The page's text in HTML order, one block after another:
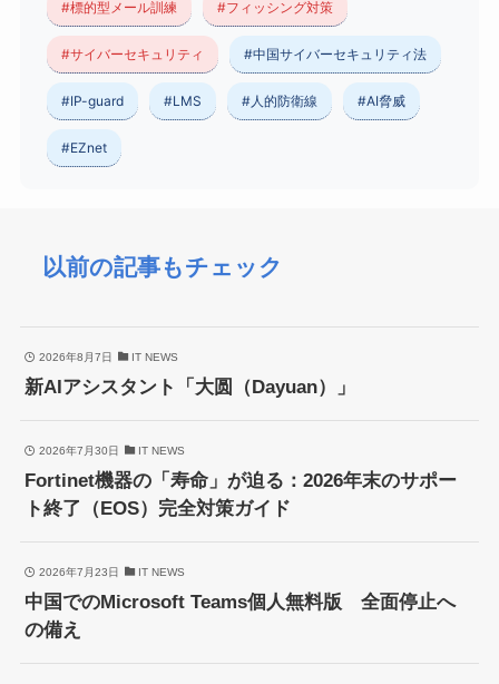
#標的型メール訓練 #フィッシング対策
#サイバーセキュリティ #中国サイバーセキュリティ法
#IP-guard #LMS #人的防衛線 #AI脅威
#EZnet
以前の記事もチェック
2026年8月7日 IT NEWS
新AIアシスタント「大圆（Dayuan）」
2026年7月30日 IT NEWS
Fortinet機器の「寿命」が迫る：2026年末のサポー
ト終了（EOS）完全対策ガイド
2026年7月23日 IT NEWS
中国でのMicrosoft Teams個人無料版 全面停止へ
の備え